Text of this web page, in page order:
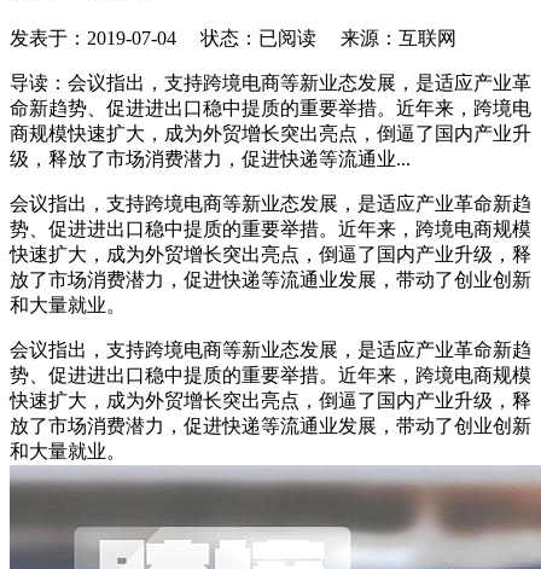
发表于： 2019-07-04 状态：已阅读 来源：互联网
导读：会议指出，支持跨境电商等新业态发展，是适应产业革
命新趋势、促进进出口稳中提质的重要举措。近年来，跨境电
商规模快速扩大，成为外贸增长突出亮点，倒逼了国内产业升
级，释放了市场消费潜力，促进快递等流通业...
会议指出，支持跨境电商等新业态发展，是适应产业革命新趋
势、促进进出口稳中提质的重要举措。近年来，跨境电商规模
快速扩大，成为外贸增长突出亮点，倒逼了国内产业升级，释
放了市场消费潜力，促进快递等流通业发展，带动了创业创新
和大量就业。
会议指出，支持跨境电商等新业态发展，是适应产业革命新趋
势、促进进出口稳中提质的重要举措。近年来，跨境电商规模
快速扩大，成为外贸增长突出亮点，倒逼了国内产业升级，释
放了市场消费潜力，促进快递等流通业发展，带动了创业创新
和大量就业。